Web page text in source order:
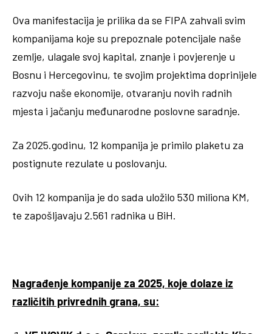
Ova manifestacija je prilika da se FIPA zahvali svim
kompanijama koje su prepoznale potencijale naše
zemlje, ulagale svoj kapital, znanje i povjerenje u
Bosnu i Hercegovinu, te svojim projektima doprinijele
razvoju naše ekonomije, otvaranju novih radnih
mjesta i jačanju međunarodne poslovne saradnje.
Za 2025.godinu, 12 kompanija je primilo plaketu za
postignute rezulate u poslovanju.
Ovih 12 kompanija je do sada uložilo 530 miliona KM,
te zapošljavaju 2.561 radnika u BiH.
Nagrađenje kompanije za 2025, koje dolaze iz
različitih privrednih grana, su: